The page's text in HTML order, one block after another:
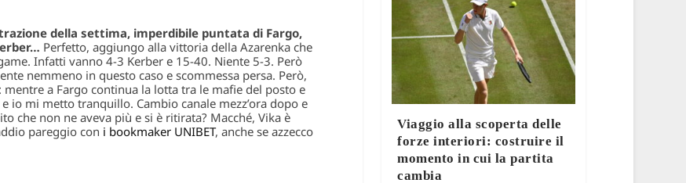
della settima, imperdibile puntata di Fargo,
Perfetto, aggiungo alla vittoria della Azarenka che
Infatti vanno 4-3 Kerber e 15-40. Niente 5-3. Però
nemmeno in questo caso e scommessa persa. Però,
a Fargo continua la lotta tra le mafie del posto e
io mi metto tranquillo. Cambio canale mezz’ora dopo e
che non ne aveva più e si è ritirata? Macché, Vika è
pareggio con i bookmaker UNIBET, anche se azzecco
Viaggio alla scoperta delle
forze interiori: costruire il
momento in cui la partita
cambia